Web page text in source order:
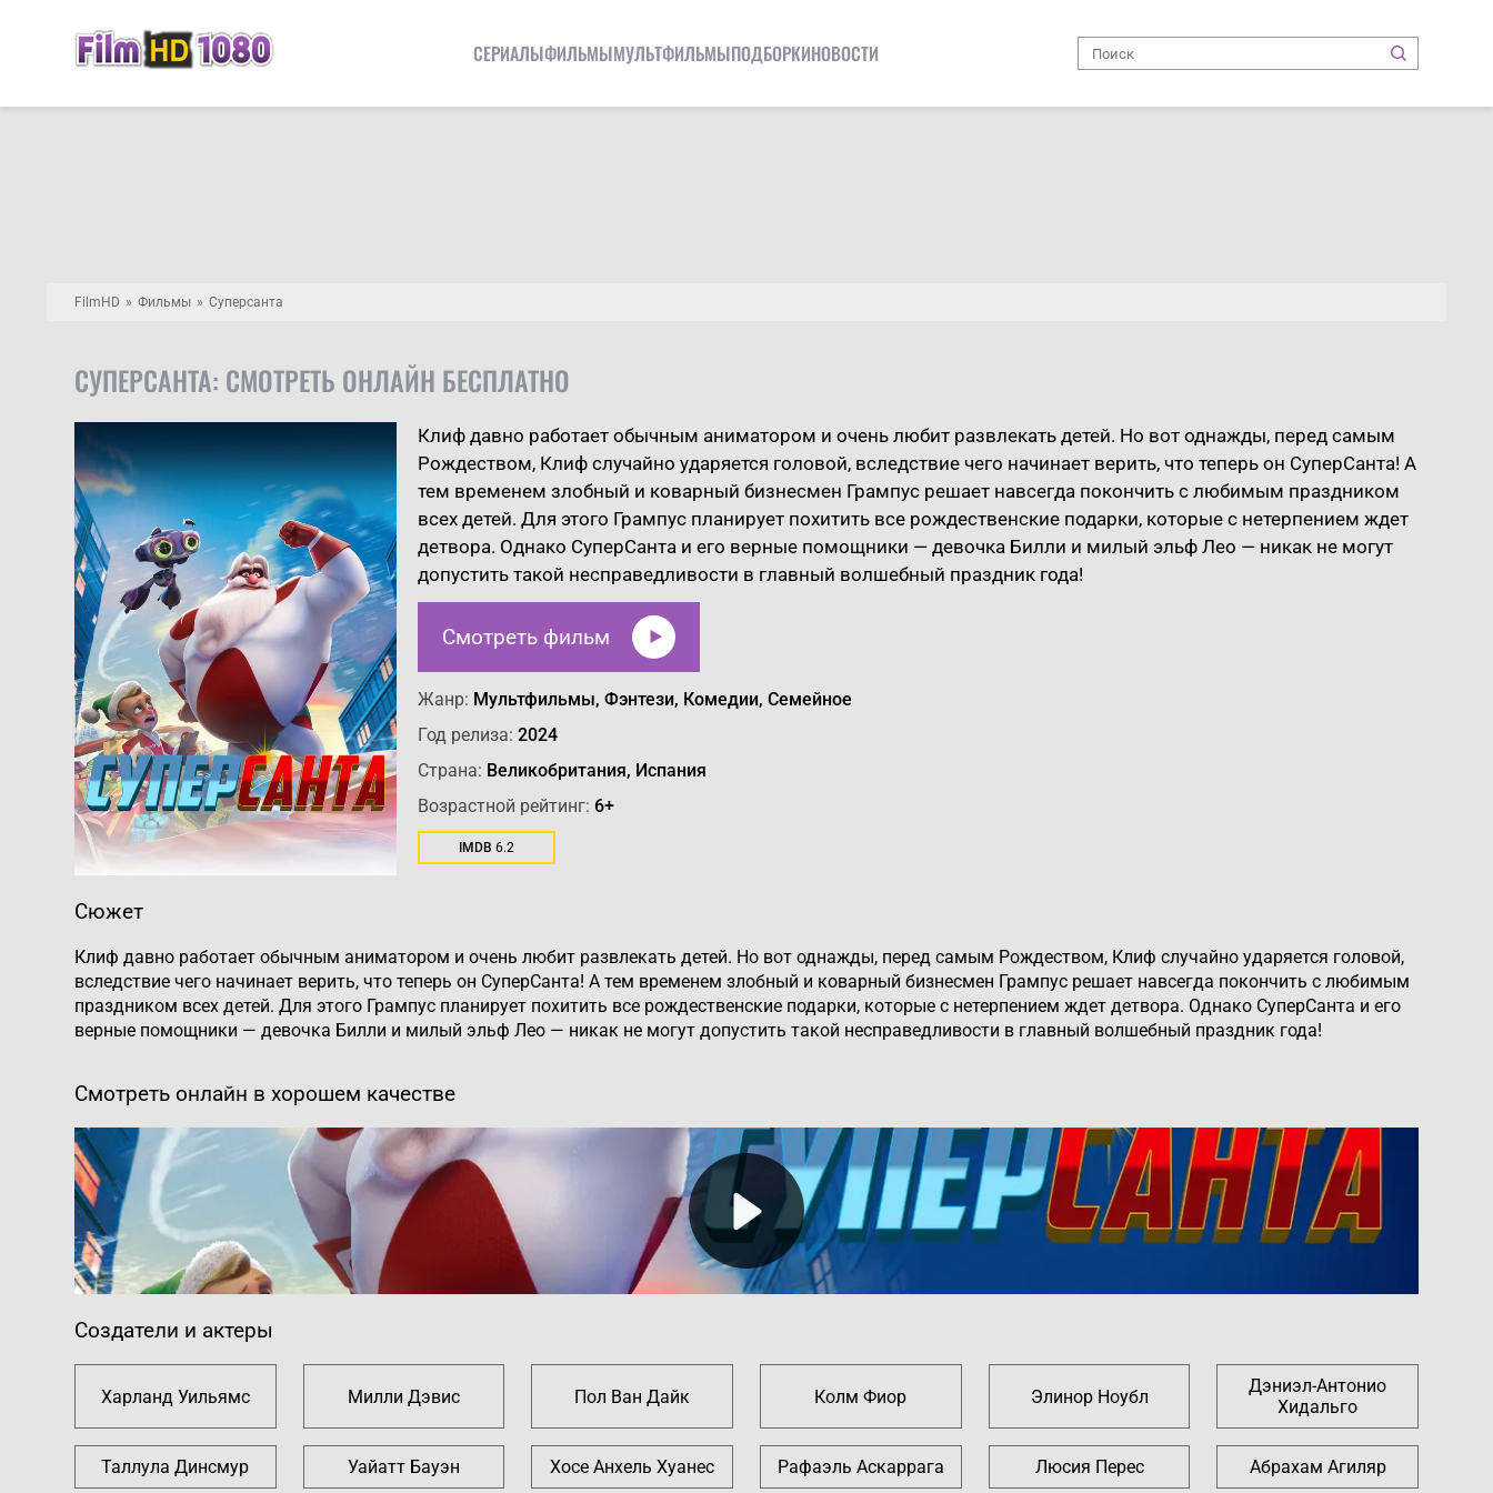
СЕРИАЛЫФИЛЬМЫМУЛЬТФИЛЬМЫПОДБОРКИНОВОСТИ
FilmHD Фильмы Суперсанта
СУПЕРСАНТА: СМОТРЕТЬ ОНЛАЙН БЕСПЛАТНО
Клиф давно работает обычным аниматором и очень любит развлекать детей. Но вот однажды, перед самым
Рождеством, Клиф случайно ударяется головой, вследствие чего начинает верить, что теперь он СуперСанта! А
тем временем злобный и коварный бизнесмен Грампус решает навсегда покончить с любимым праздником
всех детей. Для этого Грампус планирует похитить все рождественские подарки, которые с нетерпением ждет
детвора. Однако СуперСанта и его верные помощники — девочка Билли и милый эльф Лео — никак не могут
допустить такой несправедливости в главный волшебный праздник года!
Смотреть фильм
Жанр: Мультфильмы, Фэнтези, Комедии, Семейное
Год релиза: 2024
Страна: Великобритания, Испания
Возрастной рейтинг: 6+
IMDB 6.2
Сюжет
Клиф давно работает обычным аниматором и очень любит развлекать детей. Но вот однажды, перед самым Рождеством, Клиф случайно ударяется головой,
вследствие чего начинает верить, что теперь он СуперСанта! А тем временем злобный и коварный бизнесмен Грампус решает навсегда покончить с любимым
праздником всех детей. Для этого Грампус планирует похитить все рождественские подарки, которые с нетерпением ждет детвора. Однако СуперСанта и его
верные помощники — девочка Билли и милый эльф Лео — никак не могут допустить такой несправедливости в главный волшебный праздник года!
Смотреть онлайн в хорошем качестве
Создатели и актеры
Харланд Уильямс Милли Дэвис Пол Ван Дайк Колм Фиор Элинор Ноубл
Дэниэл-Антонио
Хидальго
Таллула Динсмур Уайатт Бауэн Хосе Анхель Хуанес Рафаэль Аскаррага Люсия Перес Абрахам Агиляр